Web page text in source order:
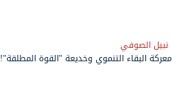
نبيل الصوفي
معركة البقاء التنموي وخديعة "القوة المطلقة"!